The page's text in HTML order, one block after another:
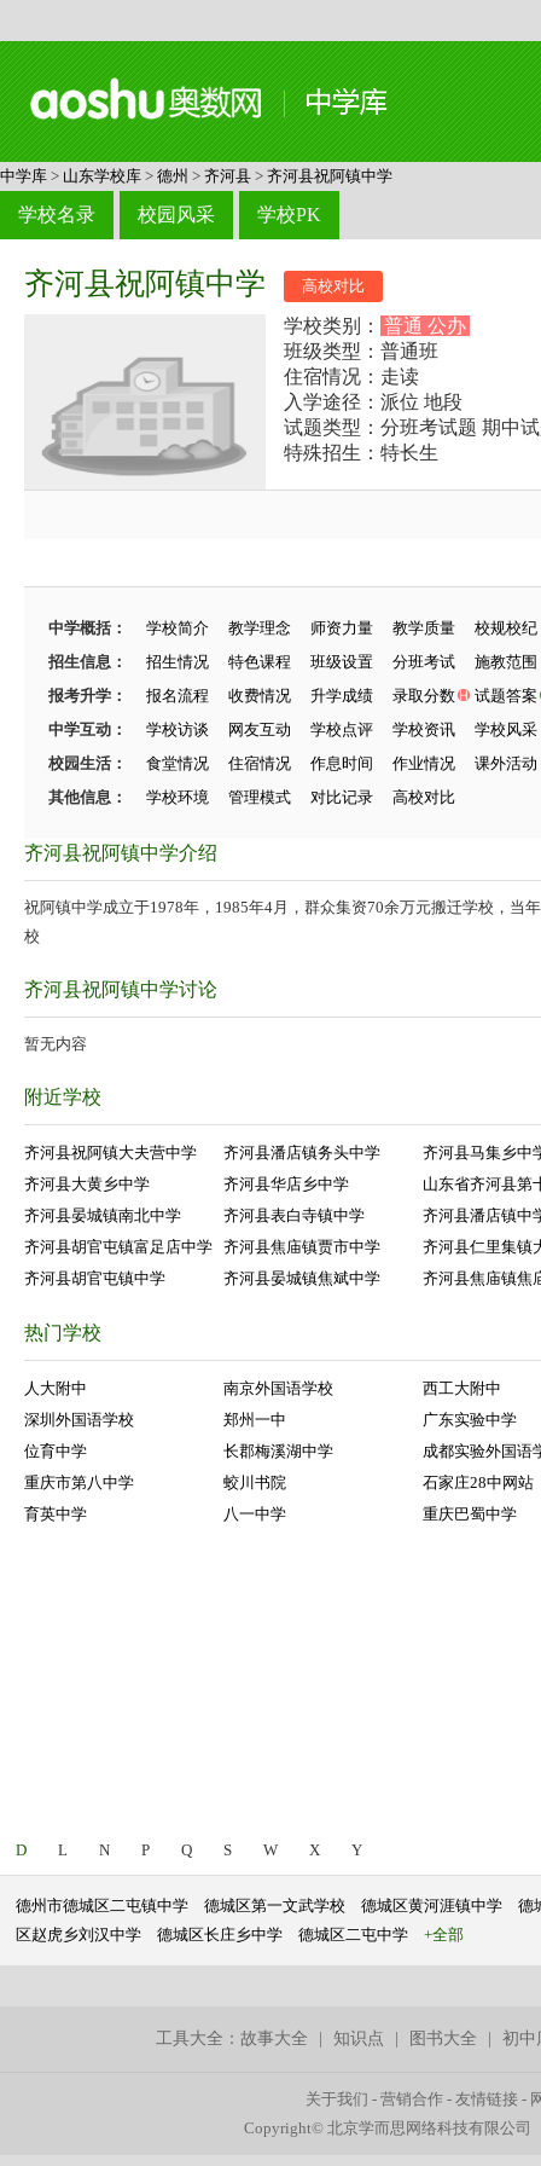
中学库 > 山东学校库 > 德州 > 齐河县 > 齐河县祝阿镇中学
学校名录 校园风采 学校PK
齐河县祝阿镇中学 高校对比
学校类别： 普通 公办
班级类型：普通班
住宿情况：走读
入学途径：派位 地段
试题类型：分班考试题 期中
特殊招生：特长生
中学概括： 学校简介 教学理念 师资力量 教学质量
校规校纪
招生信息：
招生情况 特色课程 班级设置 分班考试
施教范围
报考升学：
报名流程 收费情况 升学成绩 录取分数
试题答案
中学互动：
学校访谈 网友互动 学校点评 学校资讯
学校风采
校园生活：
食堂情况 住宿情况 作息时间 作业情况
课外活动
其他信息：
学校环境 管理模式 对比记录 高校对比
齐河县祝阿镇中学介绍
祝阿镇中学成立于1978年，1985年4月，群众集资70余万元搬迁学校，当
校
齐河县祝阿镇中学讨论
暂无内容
附近学校
齐河县祝阿镇大夫营中学 齐河县潘店镇务头中学
齐河县马集乡中
齐河县大黄乡中学
齐河县华店乡中学
山东省齐河县第
齐河县晏城镇南北中学
齐河县表白寺镇中学
齐河县潘店镇中
齐河县胡官屯镇富足店中学 齐河县焦庙镇贾市中学
齐河县仁里集镇
齐河县胡官屯镇中学
齐河县晏城镇焦斌中学 齐河县焦庙镇焦
热门学校
人大附中 南京外国语学校
西工大附中
深圳外国语学校
郑州一中
广东实验中学
位育中学
长郡梅溪湖中学
成都实验外国语
重庆市第八中学
蛟川书院
石家庄28中网站
育英中学
八一中学 重庆巴蜀中学
D L N P Q S W X Y
德州市德城区二屯镇中学 德城区第一文武学校 德城区黄河涯镇中学
德
区赵虎乡刘汉中学
德城区长庄乡中学 德城区二屯中学 +全部
工具大全：故事大全 |知识点 图书大全 |初中
关于我们 -营销合作 -友情链接 -
Copyright© 北京学而思网络科技有限公司